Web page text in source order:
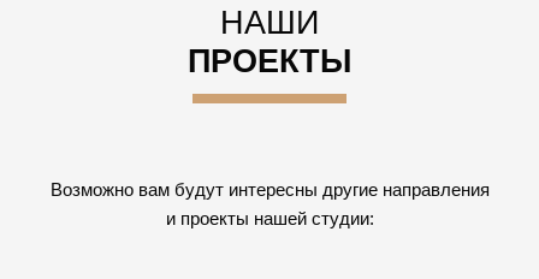
НАШИ
ПРОЕКТЫ
Возможно вам будут интересны другие направления
и проекты нашей студии: